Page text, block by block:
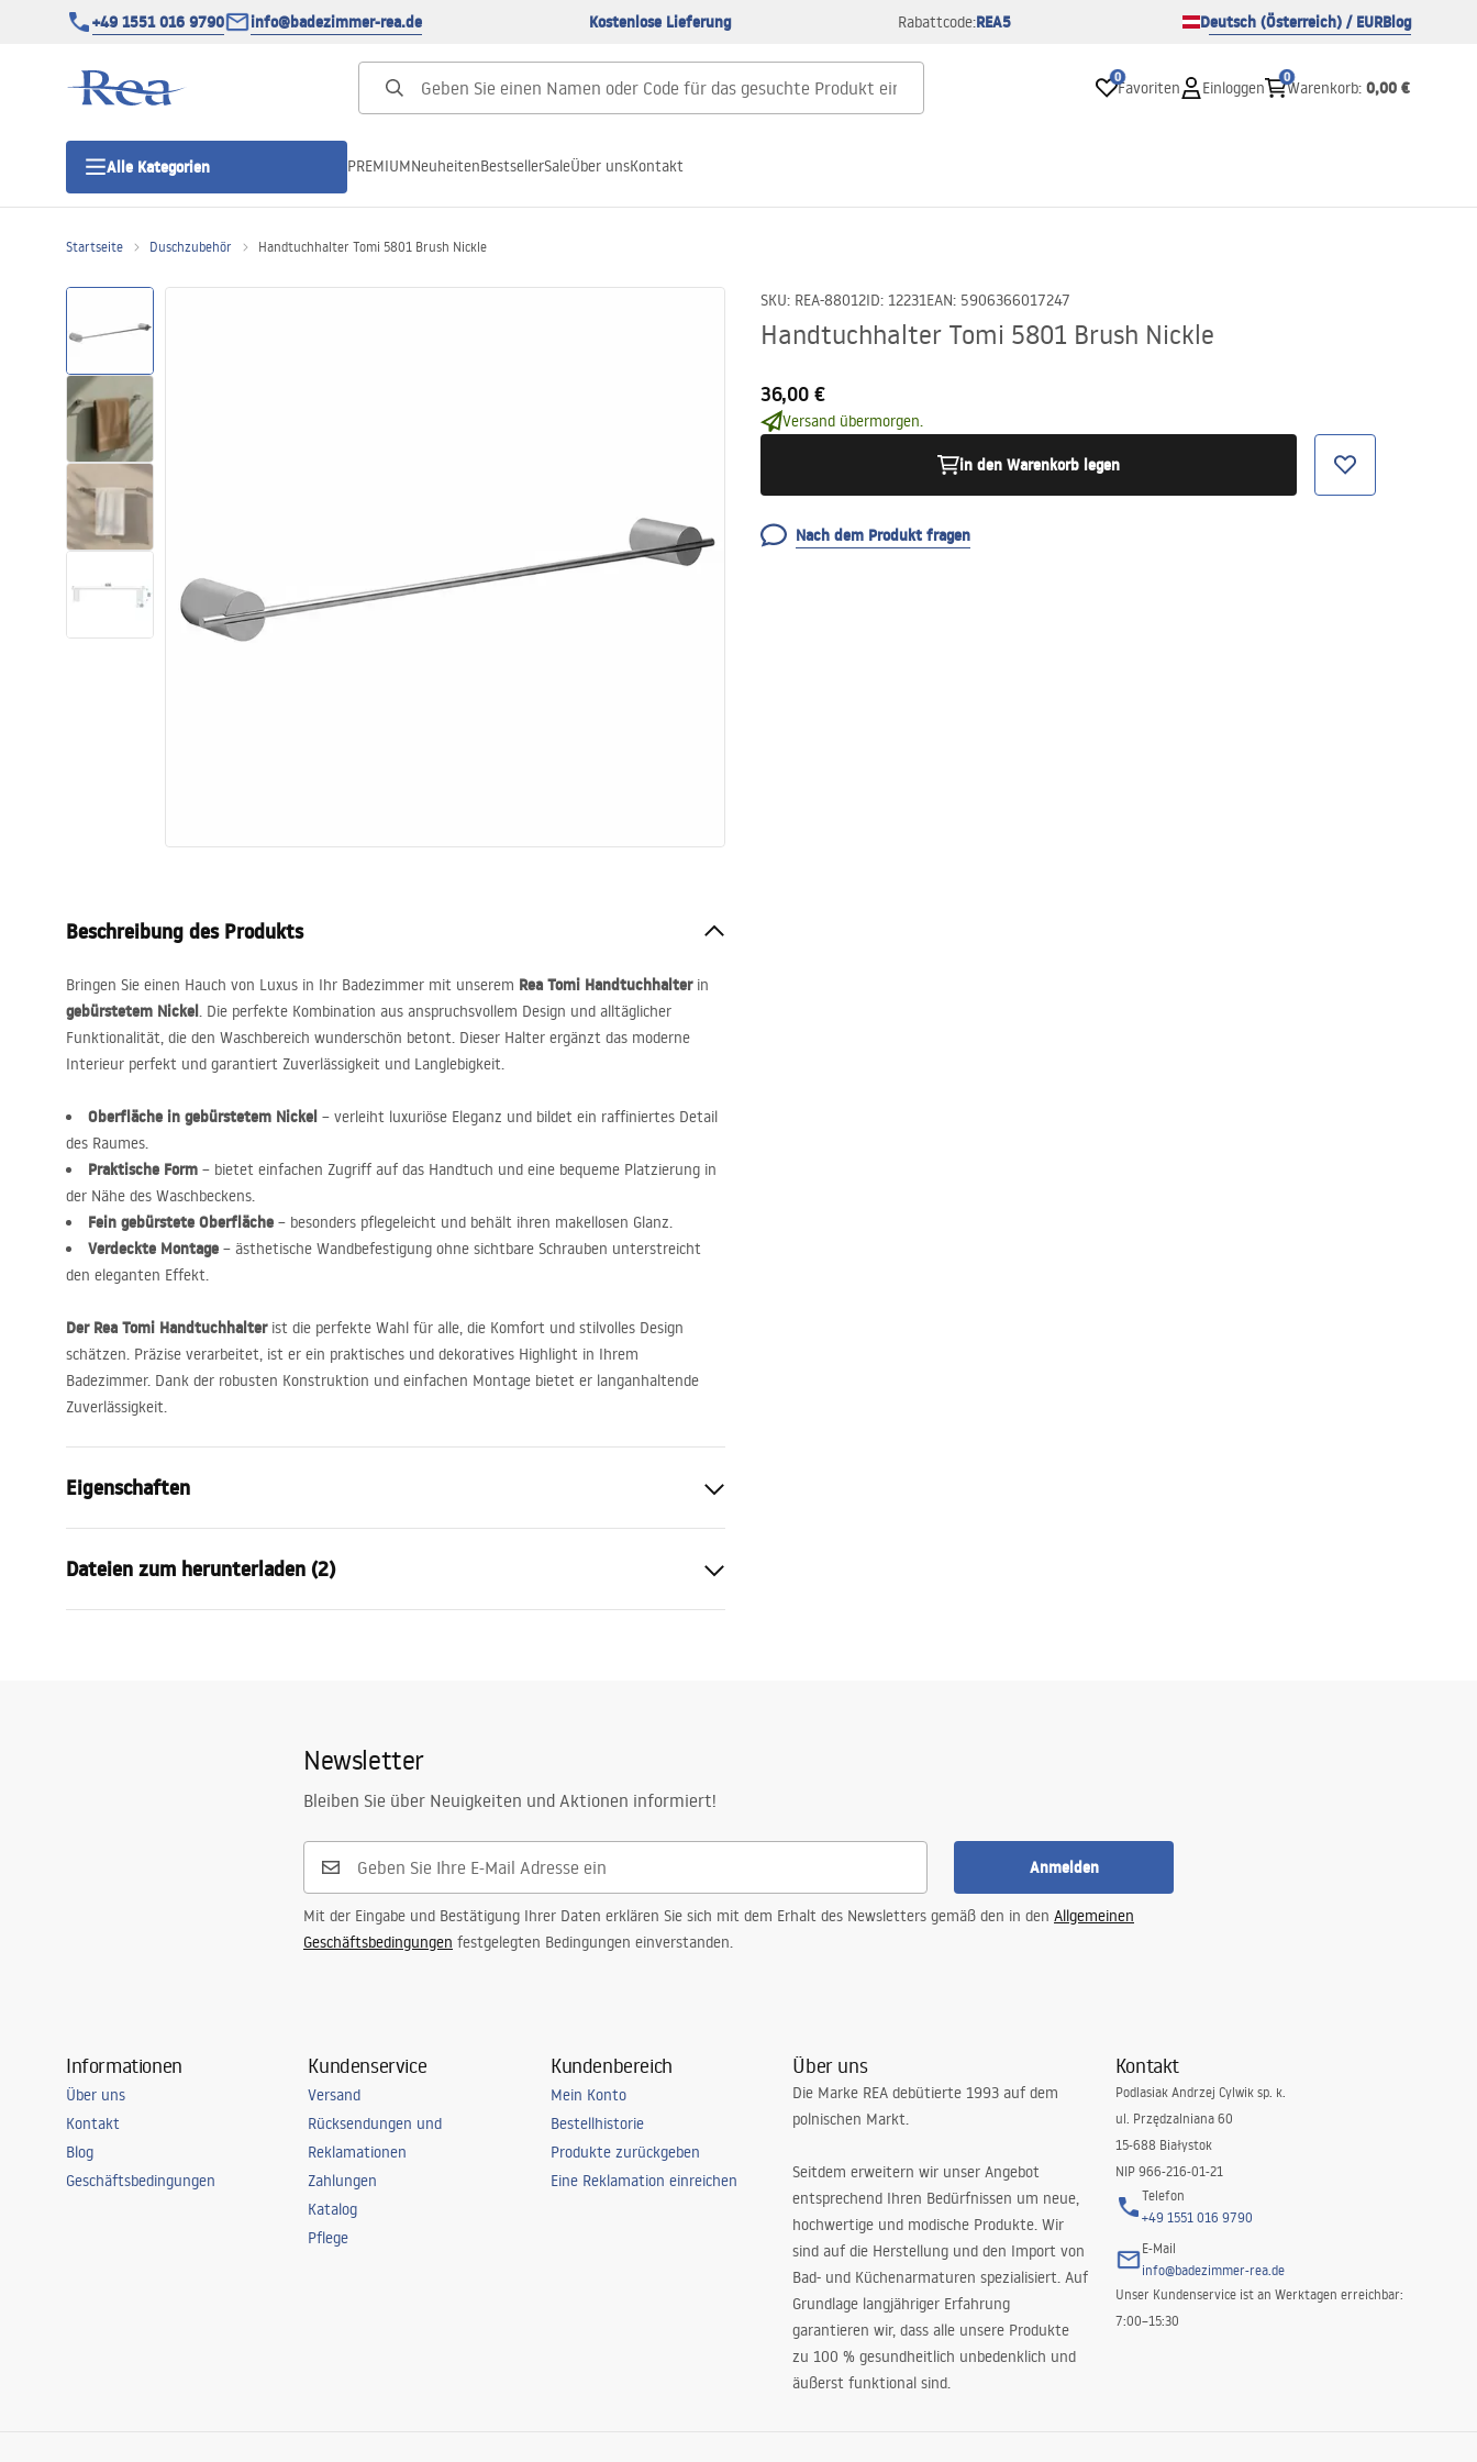
+49 1551 016 9790 info@badezimmer-rea.de Kostenlose Lieferung Rabattcode:REA5 Deutsch (Österreich) / EURBlog
0
Favoriten Einloggen
0
Warenkorb: 0,00 €
Alle Kategorien
Duschtüren
Duschwannen
Duschrinnen
Waschbecken
Wannen und
Badezimmerzubehör und Möbel
PREMIUMNeuheitenBestsellerSaleÜber unsKontakt
Startseite Duschzubehör Handtuchhalter Tomi 5801 Brush Nickle
SKU: REA-88012ID: 12231EAN: 5906366017247
Handtuchhalter Tomi 5801 Brush Nickle
36,00 €
Versand übermorgen.
in den Warenkorb legen
Nach dem Produkt fragen
Beschreibung des Produkts
Bringen Sie einen Hauch von Luxus in Ihr Badezimmer mit unserem Rea Tomi Handtuchhalterin
gebürstetem Nickel. Die perfekte Kombination aus anspruchsvollem Design und alltäglicher
Funktionalität, die den Waschbereich wunderschön betont. Dieser Halter ergänzt das moderne
Interieur perfekt und garantiert Zuverlässigkeit und Langlebigkeit.
Oberfläche in gebürstetem Nickel – verleiht luxuriöse Eleganz und bildet ein raffiniertes Detail
des Raumes.
Praktische Form – bietet einfachen Zugriff auf das Handtuch und eine bequeme Platzierung in
der Nähe des Waschbeckens.
Fein gebürstete Oberfläche – besonders pflegeleicht und behält ihren makellosen Glanz.
Verdeckte Montage – ästhetische Wandbefestigung ohne sichtbare Schrauben unterstreicht
den eleganten Effekt.
Der Rea Tomi Handtuchhalterist die perfekte Wahl für alle, die Komfort und stilvolles Design
schätzen. Präzise verarbeitet, ist er ein praktisches und dekoratives Highlight in Ihrem
Badezimmer. Dank der robusten Konstruktion und einfachen Montage bietet er langanhaltende
Zuverlässigkeit.
Eigenschaften
Material
Montageart
Zum Anschrauben
Tomi
24 monate
Dateien zum herunterladen (2)
Newsletter
Bleiben Sie über Neuigkeiten und Aktionen informiert!
Anmelden
Mit der Eingabe und Bestätigung Ihrer Daten erklären Sie sich mit dem Erhalt des Newsletters gemäß den in den Allgemeinen
Geschäftsbedingungen festgelegten Bedingungen einverstanden.
Informationen
Über uns
Kontakt
Blog
Geschäftsbedingungen
Kundenservice
Versand
Rücksendungen und
Reklamationen
Zahlungen
Katalog
Pflege
Kundenbereich
Mein Konto
Bestellhistorie
Produkte zurückgeben
Eine Reklamation einreichen
Über uns
Die Marke REA debütierte 1993 auf dem
polnischen Markt.
Seitdem erweitern wir unser Angebot
entsprechend Ihren Bedürfnissen um neue,
hochwertige und modische Produkte. Wir
sind auf die Herstellung und den Import von
Bad- und Küchenarmaturen spezialisiert. Auf
Grundlage langjähriger Erfahrung
garantieren wir, dass alle unsere Produkte
zu 100 % gesundheitlich unbedenklich und
äußerst funktional sind.
Kontakt
Podlasiak Andrzej Cylwik sp. k.
ul. Przędzalniana 60
15-688 Białystok
NIP 966-216-01-21
Telefon
+49 1551 016 9790
E-Mail
info@badezimmer-rea.de
Unser Kundenservice ist an Werktagen erreichbar:
7:00–15:30